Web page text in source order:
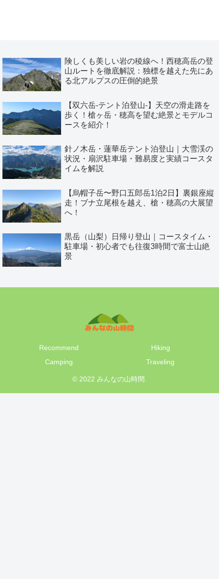
険しくも美しい岩の稜線へ！西穂高岳の登
山ルートを徹底解説：独標を越えた先にあ
る北アルプスの圧倒的絶景
【双六岳-テント泊登山-】天空の滑走路を
歩く！槍ヶ岳・穂高を望む絶景とモデルコ
ースを紹介！
針ノ木岳・蓮華岳テント泊登山｜大雪渓の
状況・扇沢駐車場・難易度と実績コースタ
イムを解説
【烏帽子岳〜野口五郎岳1泊2日】裏銀座縦
走！ブナ立尾根を越え、槍・穂高の大展望
へ！
黒岳（山梨）日帰り登山｜コースタイム・
駐車場・初心者でも往復3時間で富士山絶
景
Recommend
Hiking
Camping
Traveling
© 2022 みんなの山時間.